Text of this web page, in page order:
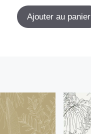
Ajouter au panier